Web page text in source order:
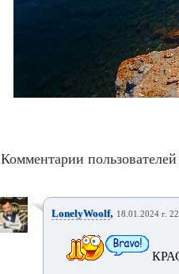
Комментарии
LonelyWoolf, 18.01.2024 г.